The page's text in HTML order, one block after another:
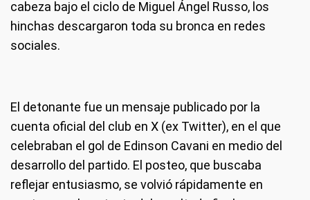
cabeza bajo el ciclo de Miguel Ángel Russo, los
hinchas descargaron toda su bronca en redes
sociales.
El detonante fue un mensaje publicado por la
cuenta oficial del club en X (ex Twitter), en el que
celebraban el gol de Edinson Cavani en medio del
desarrollo del partido. El posteo, que buscaba
reflejar entusiasmo, se volvió rápidamente en